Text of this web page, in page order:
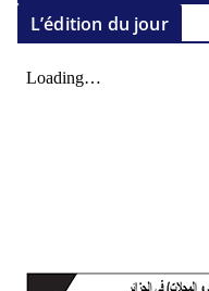
L’édition du jour